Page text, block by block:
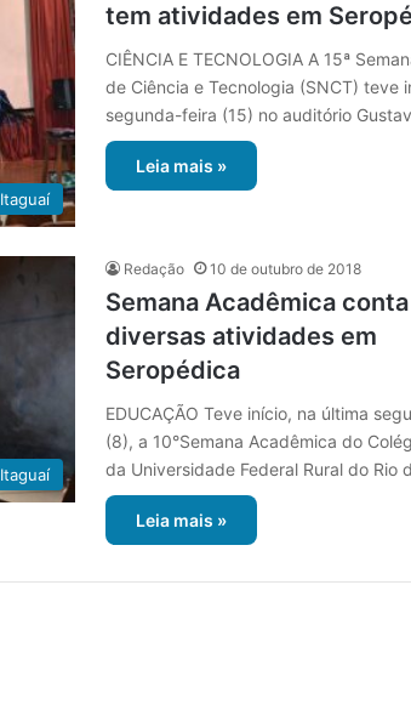
Itaguaí
tem atividades em
CIÊNCIA E TECNOLOGIA A 15ª
de Ciência e Tecnologia (SNCT) teve
segunda-feira (15) no auditório
Leia mais »
Itaguaí
Redação 10 de outubro de 2018
Semana Acadêmica conta
diversas atividades em
Seropédica
EDUCAÇÃO Teve início, na última
(8), a 10°Semana Acadêmica do
da Universidade Federal Rural do Rio
Leia mais »